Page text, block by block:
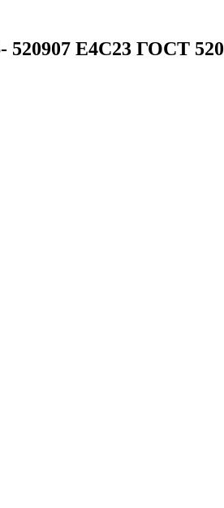
Е4С23 ГОСТ 520